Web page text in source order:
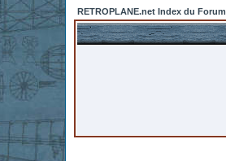
RETROPLANE.net Index du Forum